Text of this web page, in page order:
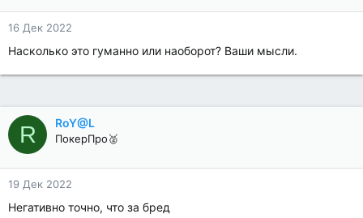
16 Дек 2022
Насколько это гуманно или наоборот? Ваши мысли.
R RoY@L
ПокерПро🥈
19 Дек 2022
Негативно точно, что за бред